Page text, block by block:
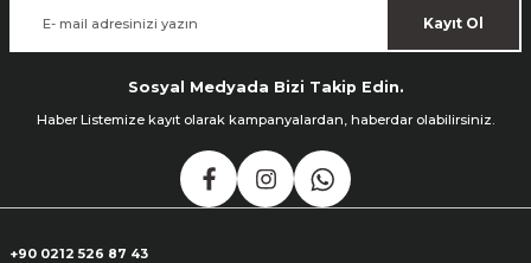
Kayıt Ol
Sosyal Medyada Bizi Takip Edin.
Haber Listemize kayıt olarak kampanyalardan, haberdar olabilirsiniz.
+90 0212 526 87 43